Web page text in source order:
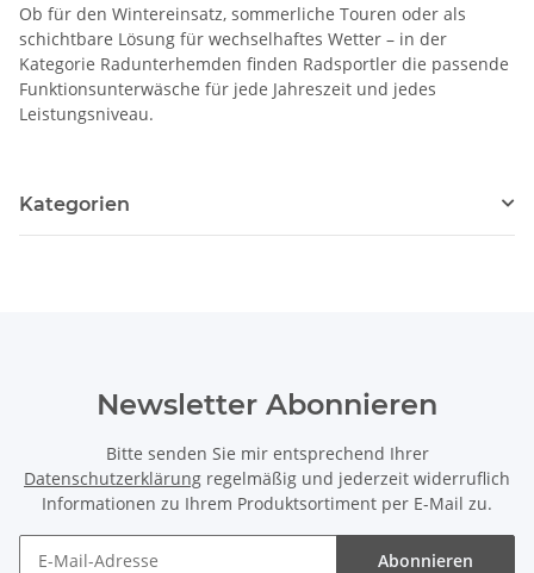
Ob für den Wintereinsatz, sommerliche Touren oder als
schichtbare Lösung für wechselhaftes Wetter – in der
Kategorie Radunterhemden finden Radsportler die passende
Funktionsunterwäsche für jede Jahreszeit und jedes
Leistungsniveau.
Kategorien
Newsletter Abonnieren
Bitte senden Sie mir entsprechend Ihrer
Datenschutzerklärung regelmäßig und jederzeit widerruflich
Informationen zu Ihrem Produktsortiment per E-Mail zu.
Abonnieren